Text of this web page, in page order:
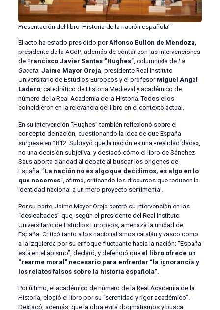
Presentación del libro ‘Historia de la nación española’
El acto ha estado presidido por Alfonso Bullón de Mendoza
presidente de la ACdP; además de contar con las intervenciones
de Francisco Javier Santas “Hughes“, columnista de La
Gaceta; Jaime Mayor Oreja , presidente Real Instituto
Universitario de Estudios Europeos y el profesor Miguel Ángel
Ladero, catedrático de Historia Medieval y académico de
número de la Real Academia de la Historia. Todos ellos
coincidieron en la relevancia del libro en el contexto actual.
En su intervención “Hughes” también reflexionó sobre el
concepto de nación, cuestionando la idea de que España
surgiese en 1812. Subrayó que la nación es una «realidad dada»,
no una decisión subjetiva, y destacó cómo el libro de Sánchez
Saus aporta claridad al debate al buscar los orígenes de
España: “La nación no es algo que decidimos, es algo en lo
que nacemos“, afirmó, criticando los discursos que reducen la
identidad nacional a un mero proyecto sentimental.
Por su parte, Jaime Mayor Oreja centró su intervención en las
“deslealtades” que, según el presidente del Real Instituto
Universitario de Estudios Europeos, amenaza la unidad de
España. Criticó tanto a los nacionalismos catalán y vasco como
a la izquierda por su enfoque fluctuante hacia la nación: “España
está en el abismo”, declaró, y defendió que el libro ofrece un
“rearme moral” necesario para enfrentar “la ignorancia y
los relatos falsos sobre la historia española”.
Por último, el académico de número de la Real Academia de la
Historia, elogió el libro por su “serenidad y rigor académico”.
Destacó, además, que la obra evita dogmatismos y busca